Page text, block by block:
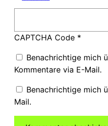
CAPTCHA Code*
Benachrichtige mich
Kommentare via E-Mail.
Benachrichtige mich
Mail.